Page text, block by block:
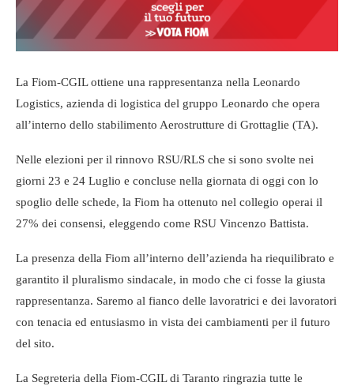
La Fiom-CGIL ottiene una rappresentanza nella Leonardo
Logistics, azienda di logistica del gruppo Leonardo che opera
all’interno dello stabilimento Aerostrutture di Grottaglie (TA).
Nelle elezioni per il rinnovo RSU/RLS che si sono svolte nei
giorni 23 e 24 Luglio e concluse nella giornata di oggi con lo
spoglio delle schede, la Fiom ha ottenuto nel collegio operai il
27% dei consensi, eleggendo come RSU Vincenzo Battista.
La presenza della Fiom all’interno dell’azienda ha riequilibrato e
garantito il pluralismo sindacale, in modo che ci fosse la giusta
rappresentanza. Saremo al fianco delle lavoratrici e dei lavoratori
con tenacia ed entusiasmo in vista dei cambiamenti per il futuro
del sito.
La Segreteria della Fiom-CGIL di Taranto ringrazia tutte le